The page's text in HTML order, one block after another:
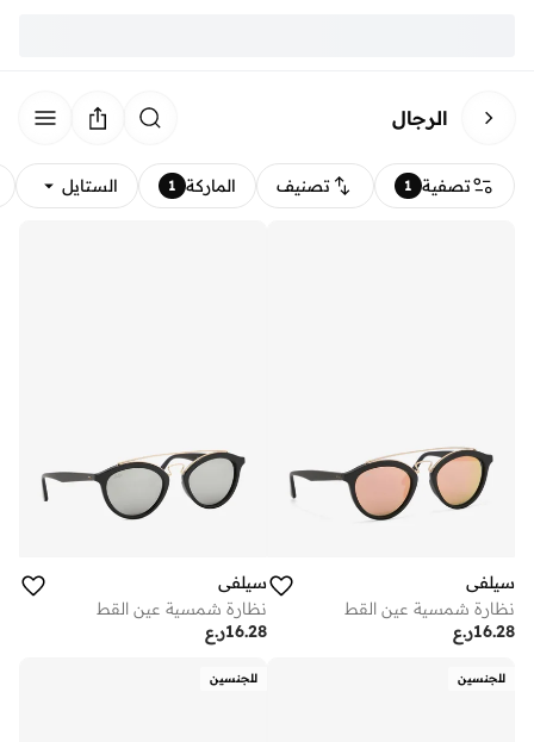
الرجال
تصفية 1 تصنيف الماركة 1 الستايل
سيلفي
نظارة شمسية عين القط
ر.ع16.28
سيلفي
نظارة شمسية عين القط
ر.ع16.28
للجنسين للجنسين